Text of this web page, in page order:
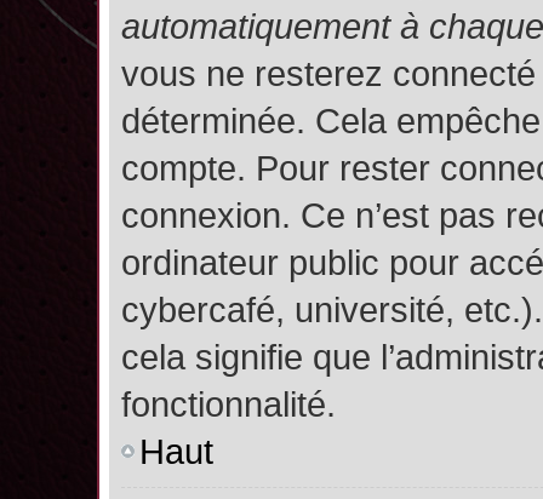
automatiquement à
vous ne resterez
déterminée. Cela
compte. Pour rester
connexion. Ce n’est pas
ordinateur public pour
cybercafé, université,
cela signifie que
fonctionnalité.
Haut